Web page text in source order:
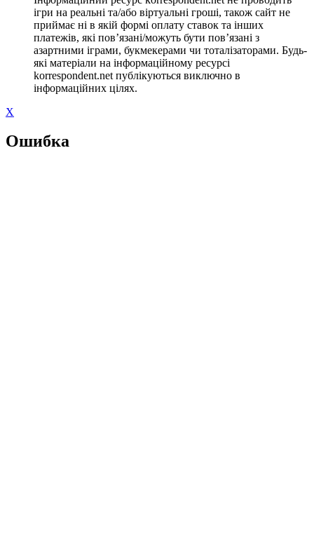
ігри на реальні та/або віртуальні гроші, також сайт не
приймає ні в якій формі оплату ставок та інших
платежів, які пов’язані/можуть бути пов’язані з
азартними іграми, букмекерами чи тоталізаторами. Будь-
які матеріали на інформаційному ресурсі
korrespondent.net публікуються виключно в
інформаційних цілях.
X
Ошибка